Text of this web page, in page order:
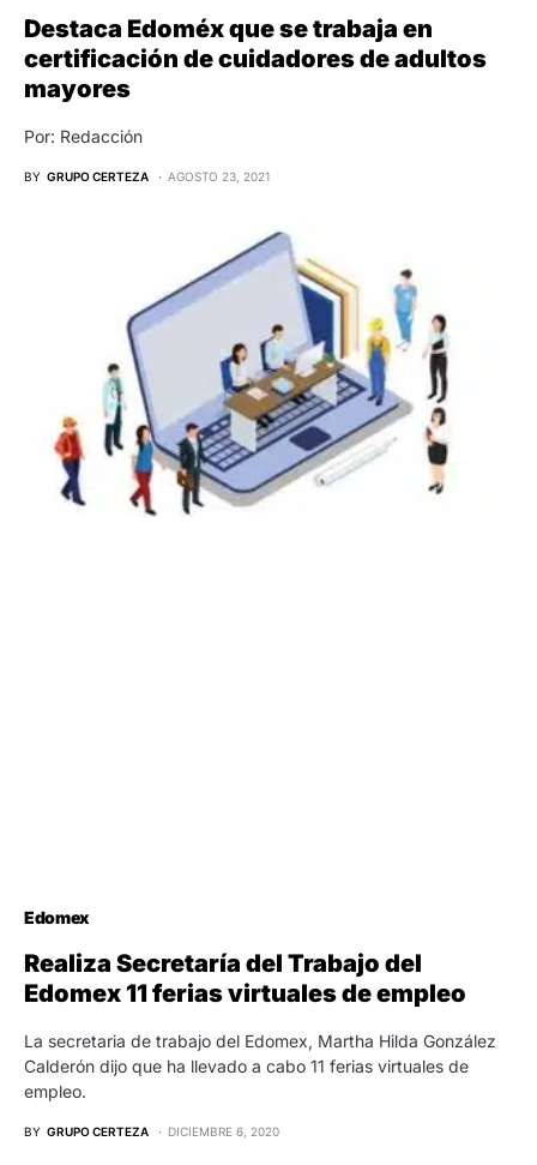
Destaca Edoméx que se trabaja en
certificación de cuidadores de adultos
mayores
Por: Redacción
BY GRUPO CERTEZA AGOSTO 23, 2021
Edomex
Realiza Secretaría del Trabajo del
Edomex 11 ferias virtuales de empleo
La secretaria de trabajo del Edomex, Martha Hilda González
Calderón dijo que ha llevado a cabo 11 ferias virtuales de
empleo.
BY GRUPO CERTEZA DICIEMBRE 6, 2020